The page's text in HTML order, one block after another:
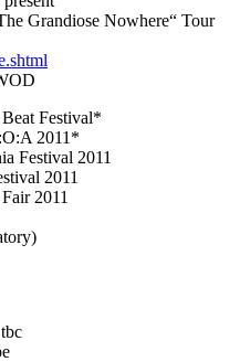
Grandiose Nowhere“ Tour
Festival*
2011*
Festival 2011
2011
2011